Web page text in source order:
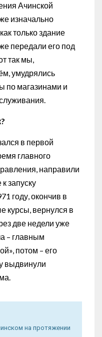
Ачинской
изначально
только здание
передали его под
так мы,
умудрялись
по магазинами и
в первой
главного
направили
запуску
году, окончив в
курсы, вернулся в
две недели уже
– главным
потом – его
выдвинули
на протяжении